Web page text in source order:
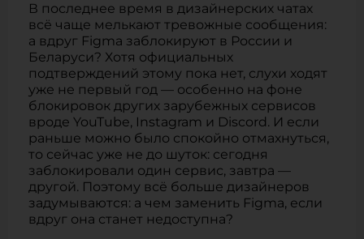
В последнее время в дизайнерских чатах
всё чаще мелькают тревожные сообщения:
а вдруг Figma заблокируют в России и
Беларуси? Хотя официальных
подтверждений этому пока нет, слухи ходят
уже не первый год — особенно на фоне
блокировок других зарубежных сервисов
вроде YouTube, Instagram и Discord. И если
раньше можно было спокойно отмахнуться,
то сейчас уже не до шуток: сегодня
заблокировали один сервис, завтра —
другой. Поэтому всё больше дизайнеров
задумываются: а чем заменить Figma, если
вдруг она станет недоступна?